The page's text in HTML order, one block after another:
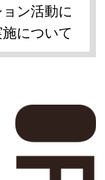
ン活動に
について